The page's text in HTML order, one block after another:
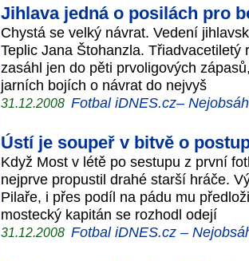
Jihlava jedná o posilách pro
Chystá se velký návrat. Vedení
Teplic Jana Štohanzla.
zasáhl jen do pěti prvoligových
jarních bojích o návrat do nejvyš
31.12.2008 Fotbal iDNES.cz–
Ústí je soupeř v bitvě o
Když Most v létě po sestupu z první
nejprve propustil drahé starší hráče.
Pilaře, i přes podíl na pádu mu
mostecký kapitán se rozhodl odejí
31.12.2008 Fotbal iDNES.cz –